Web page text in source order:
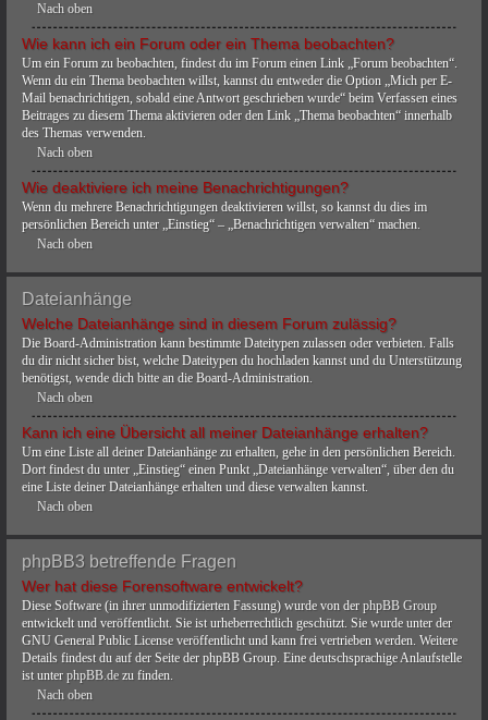
Nach oben
Wie kann ich ein Forum oder ein Thema beobachten?
Um ein Forum zu beobachten, findest du im Forum einen Link „Forum beobachten“.
Wenn du ein Thema beobachten willst, kannst du entweder die Option „Mich per E-
Mail benachrichtigen, sobald eine Antwort geschrieben wurde“ beim Verfassen eines
Beitrages zu diesem Thema aktivieren oder den Link „Thema beobachten“ innerhalb
des Themas verwenden.
Nach oben
Wie deaktiviere ich meine Benachrichtigungen?
Wenn du mehrere Benachrichtigungen deaktivieren willst, so kannst du dies im
persönlichen Bereich unter „Einstieg“ – „Benachrichtigen verwalten“ machen.
Nach oben
Dateianhänge
Welche Dateianhänge sind in diesem Forum zulässig?
Die Board-Administration kann bestimmte Dateitypen zulassen oder verbieten. Falls
du dir nicht sicher bist, welche Dateitypen du hochladen kannst und du Unterstützung
benötigst, wende dich bitte an die Board-Administration.
Nach oben
Kann ich eine Übersicht all meiner Dateianhänge erhalten?
Um eine Liste all deiner Dateianhänge zu erhalten, gehe in den persönlichen Bereich.
Dort findest du unter „Einstieg“ einen Punkt „Dateianhänge verwalten“, über den du
eine Liste deiner Dateianhänge erhalten und diese verwalten kannst.
Nach oben
phpBB3 betreffende Fragen
Wer hat diese Forensoftware entwickelt?
Diese Software (in ihrer unmodifizierten Fassung) wurde von der phpBB Group
entwickelt und veröffentlicht. Sie ist urheberrechtlich geschützt. Sie wurde unter der
GNU General Public License veröffentlicht und kann frei vertrieben werden. Weitere
Details findest du auf der Seite der phpBB Group. Eine deutschsprachige Anlaufstelle
ist unter phpBB.de zu finden.
Nach oben